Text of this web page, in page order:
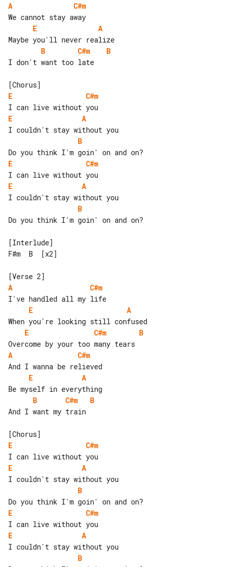
A
C#m
E
A
B
C#m
B
I don't want too late
E
C#m
E
A
B
E
C#m
E
A
B
Do you think I'm goin' on and on?
[Interlude]
F#m  B  [x2]
A
C#m
E
A
E
C#m
B
A
C#m
E
A
B
C#m
B
And I want my train
E
C#m
E
A
B
E
C#m
E
A
B